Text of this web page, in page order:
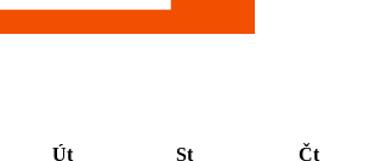
Út St
Čt